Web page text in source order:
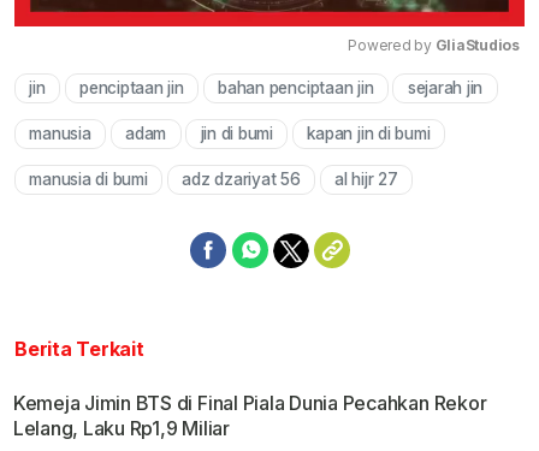
Mute
Powered by GliaStudios
jin penciptaan jin bahan penciptaan jin sejarah jin
manusia adam jin di bumi kapan jin di bumi
manusia di bumi adz dzariyat 56 al hijr 27
Berita Terkait
Kemeja Jimin BTS di Final Piala Dunia Pecahkan Rekor
Lelang, Laku Rp1,9 Miliar